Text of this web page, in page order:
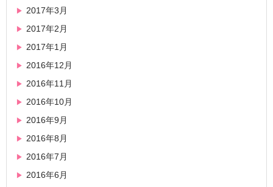
2017年3月
2017年2月
2017年1月
2016年12月
2016年11月
2016年10月
2016年9月
2016年8月
2016年7月
2016年6月